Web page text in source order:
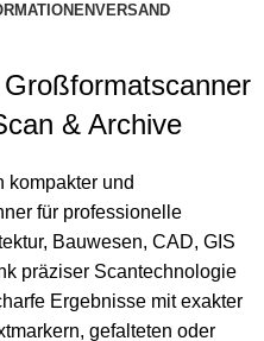
VERSAND
& Archive
kompakter und
für professionelle
Bauwesen, CAD, GIS
präziser Scantechnologie
Ergebnisse mit exakter
gefalteten oder